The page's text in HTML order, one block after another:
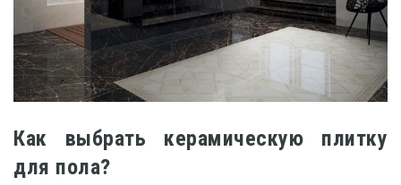
Как выбрать керамическую плитку
для пола?